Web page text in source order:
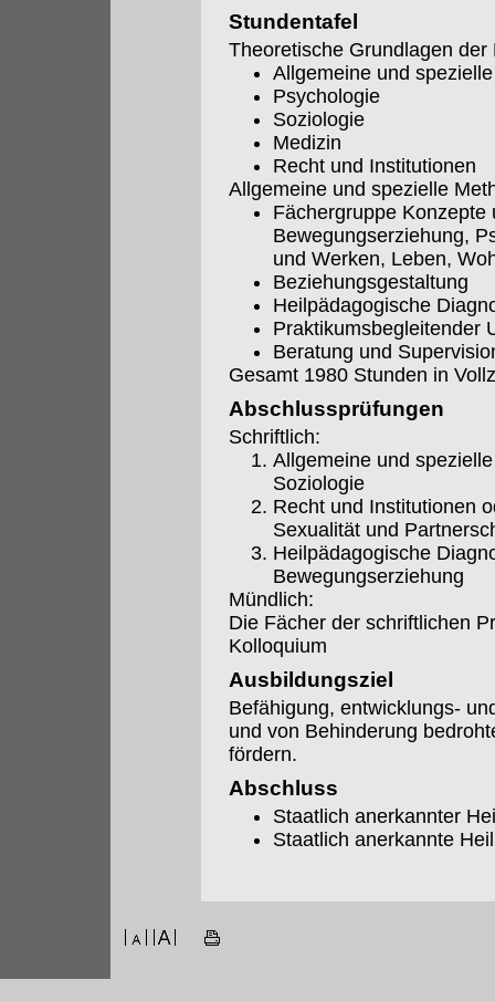
Stundentafel
Theoretische Grundlagen der
Allgemeine und
Psychologie
Soziologie
Medizin
Recht und Institutionen
Allgemeine und spezielle
Fächergruppe
Bewegungserziehung,
und Werken, Leben,
Beziehungsgestaltung
Heilpädagogische
Praktikumsbegleitender
Beratung und
Gesamt 1980 Stunden in
Abschlussprüfungen
Schriftlich:
Allgemeine und
Soziologie
Recht und Institutionen
Sexualität und
Heilpädagogische
Bewegungserziehung
Mündlich:
Die Fächer der schriftlichen
Kolloquium
Ausbildungsziel
Befähigung, entwicklungs-
und von Behinderung
fördern.
Abschluss
Staatlich anerkannter
Staatlich anerkannte